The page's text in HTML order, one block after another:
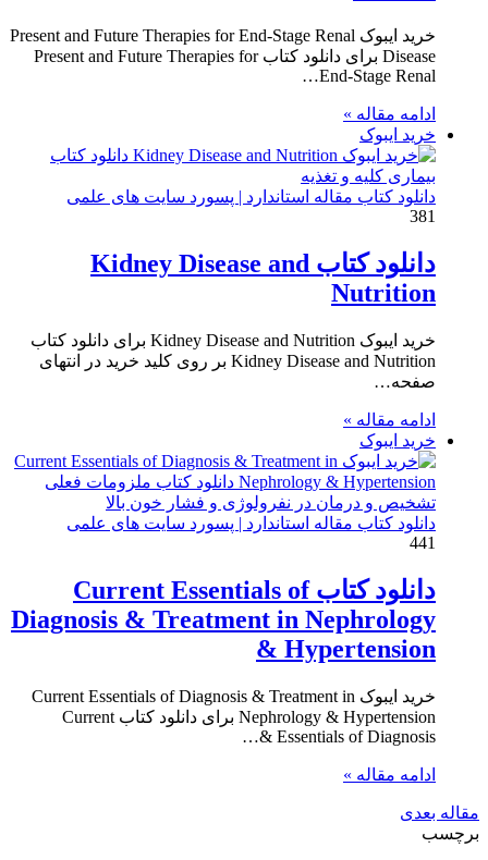
خرید ایبوک Present and Future Therapies for End-Stage Renal
Disease برای دانلود کتاب Present and Future Therapies for
End-Stage Renal…
ادامه مقاله »
خرید ایبوک
دانلود کتاب مقاله استاندارد | پسورد سایت های علمی
381
دانلود کتاب Kidney Disease and
Nutrition
خرید ایبوک Kidney Disease and Nutrition برای دانلود کتاب
Kidney Disease and Nutrition بر روی کلید خرید در انتهای
صفحه…
ادامه مقاله »
خرید ایبوک
دانلود کتاب مقاله استاندارد | پسورد سایت های علمی
441
دانلود کتاب Current Essentials of
Diagnosis & Treatment in Nephrology
& Hypertension
خرید ایبوک Current Essentials of Diagnosis & Treatment in
Nephrology & Hypertension برای دانلود کتاب Current
Essentials of Diagnosis &…
ادامه مقاله »
مقاله بعدی
برچسب